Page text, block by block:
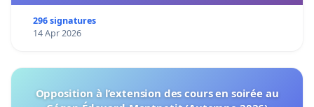
296 signatures
14 Apr 2026
Opposition à l’extension des cours en soirée au